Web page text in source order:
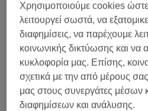
Δευτέρα
Τρίτη
Τετάρτη
Πέμπτη
Παρασκευή
Σάββατο
Κυριακή
Χρησιμοποιούμε cookies
λειτουργεί σωστά, να
διαφημίσεις, να παρέχουμε
κοινωνικής δικτύωσης και να
κυκλοφορία μας. Επίσης,
σχετικά με την από μέρους
μας στους συνεργάτες μέσων
διαφημίσεων και ανάλυσης.